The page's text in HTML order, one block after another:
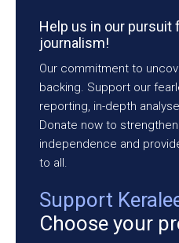
Help us in our pursuit
journalism!
Our commitment to
backing. Support our
reporting, in-depth
Donate now to
independence and
to all.
Support
Choose your